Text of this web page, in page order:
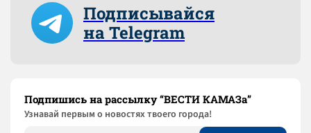
Подписывайся
на Telegram
Подпишись на рассылку “ВЕСТИ КАМАЗа”
Узнaвай первым о новостях твоего города!